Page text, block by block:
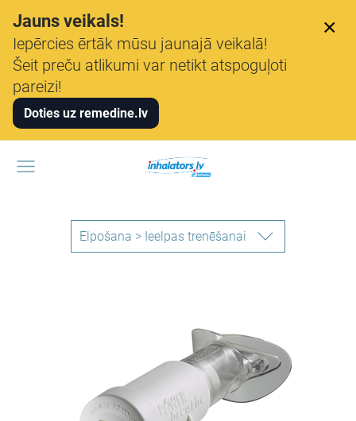
Jauns veikals!
Iepērcies ērtāk mūsu jaunajā veikalā!
Šeit preču atlikumi var netikt atspoguļoti
pareizi!
Doties uz remedine.lv
×
Elpošana > Ieelpas trenēšanai